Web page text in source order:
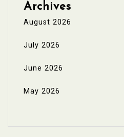
Archives
August 2026
July 2026
June 2026
May 2026